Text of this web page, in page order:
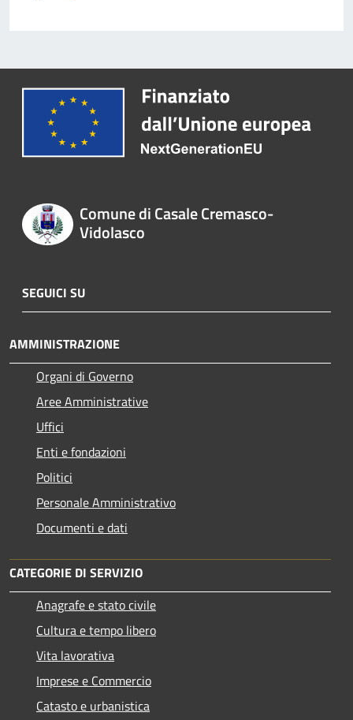
Comune di Casale Cremasco-
Vidolasco
SEGUICI SU
AMMINISTRAZIONE
Organi di Governo
Aree Amministrative
Uffici
Enti e fondazioni
Politici
Personale Amministrativo
Documenti e dati
CATEGORIE DI SERVIZIO
Anagrafe e stato civile
Cultura e tempo libero
Vita lavorativa
Imprese e Commercio
Catasto e urbanistica